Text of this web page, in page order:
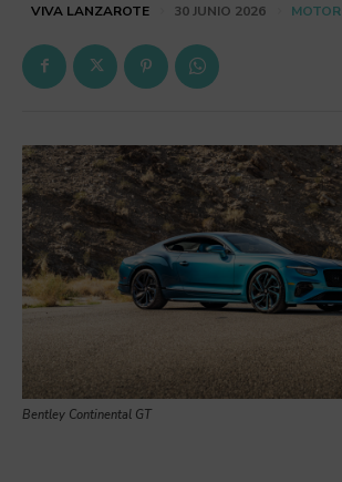
VIVA LANZAROTE 30 JUNIO 2026 MOTOR
Bentley Continental GT